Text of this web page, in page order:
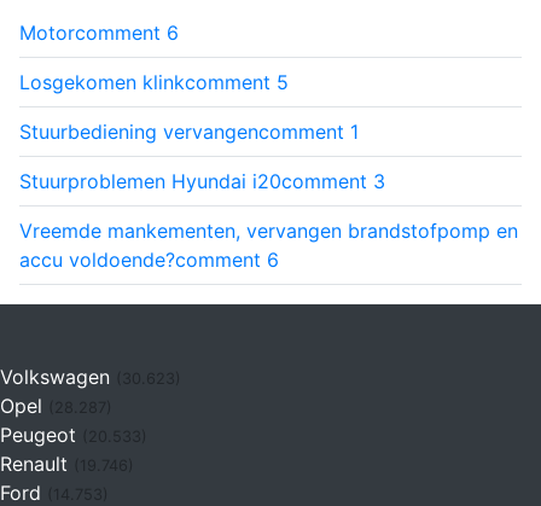
Motorcomment 6
Losgekomen klinkcomment 5
Stuurbediening vervangencomment 1
Stuurproblemen Hyundai i20comment 3
Vreemde mankementen, vervangen brandstofpomp en
accu voldoende?comment 6
Volkswagen (30.623)
Opel
Peugeot
Renault (19.746)
Ford (14.753)